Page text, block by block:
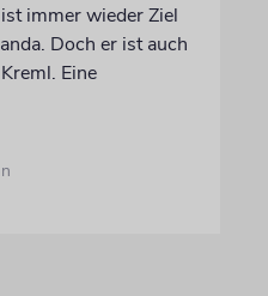
immer wieder Ziel
Doch er ist auch
Eine